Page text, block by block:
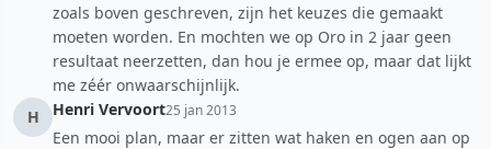
zoals boven geschreven, zijn het keuzes die gemaakt
moeten worden. En mochten we op Oro in 2 jaar geen
resultaat neerzetten, dan hou je ermee op, maar dat lijkt
me zéér onwaarschijnlijk.
H
Henri Vervoort25 jan 2013
Een mooi plan, maar er zitten wat haken en ogen aan op